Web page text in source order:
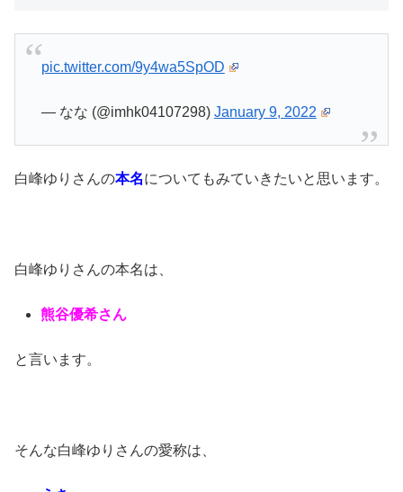
pic.twitter.com/9y4wa5SpOD
— なな (@imhk04107298) January 9, 2022
白峰ゆりさんの本名についてもみていきたいと思います。
白峰ゆりさんの本名は、
熊谷優希さん
と言います。
そんな白峰ゆりさんの愛称は、